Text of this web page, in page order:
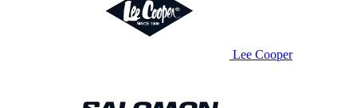
Lee Cooper